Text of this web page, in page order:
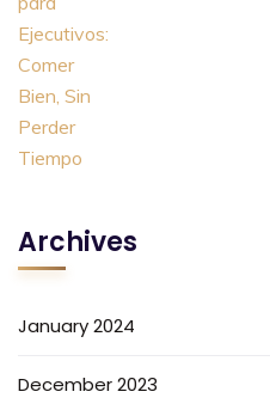
Archives
January 2024
December 2023